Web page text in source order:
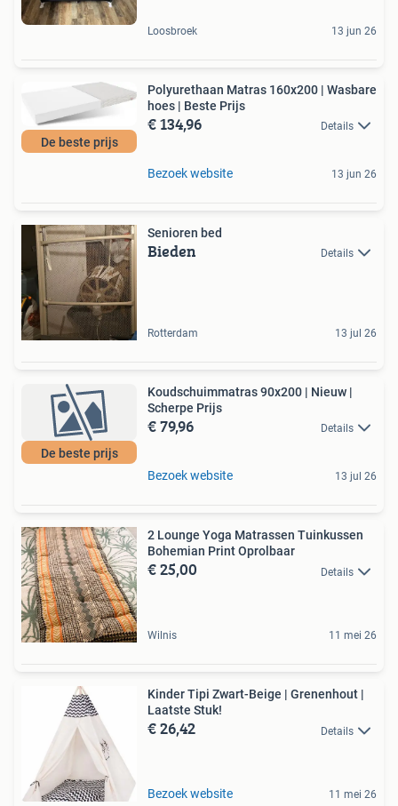
Loosbroek 13 jun 26
De beste prijs
Polyurethaan Matras 160x200 | Wasbare
hoes | Beste Prijs
€ 134,96 Details
Bezoek website 13 jun 26
Senioren bed
Bieden Details
Rotterdam 13 jul 26
De beste prijs
Koudschuimmatras 90x200 | Nieuw |
Scherpe Prijs
€ 79,96 Details
Bezoek website 13 jul 26
2 Lounge Yoga Matrassen Tuinkussen
Bohemian Print Oprolbaar
€ 25,00 Details
Wilnis 11 mei 26
Kinder Tipi Zwart-Beige | Grenenhout |
Laatste Stuk!
€ 26,42 Details
Bezoek website 11 mei 26